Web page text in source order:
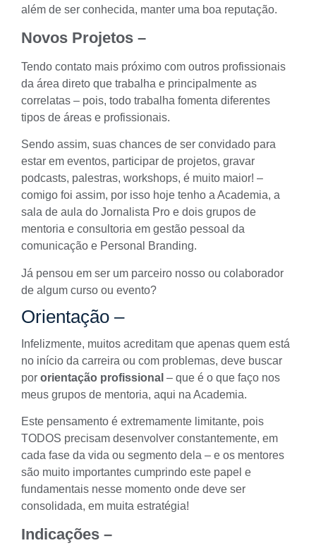
além de ser conhecida, manter uma boa reputação.
Novos Projetos –
Tendo contato mais próximo com outros profissionais
da área direto que trabalha e principalmente as
correlatas – pois, todo trabalha fomenta diferentes
tipos de áreas e profissionais.
Sendo assim, suas chances de ser convidado para
estar em eventos, participar de projetos, gravar
podcasts, palestras, workshops, é muito maior! –
comigo foi assim, por isso hoje tenho a Academia, a
sala de aula do Jornalista Pro e dois grupos de
mentoria e consultoria em gestão pessoal da
comunicação e Personal Branding.
Já pensou em ser um parceiro nosso ou colaborador
de algum curso ou evento?
Orientação –
Infelizmente, muitos acreditam que apenas quem está
no início da carreira ou com problemas, deve buscar
por orientação profissional – que é o que faço nos
meus grupos de mentoria, aqui na Academia.
Este pensamento é extremamente limitante, pois
TODOS precisam desenvolver constantemente, em
cada fase da vida ou segmento dela – e os mentores
são muito importantes cumprindo este papel e
fundamentais nesse momento onde deve ser
consolidada, em muita estratégia!
Indicações –